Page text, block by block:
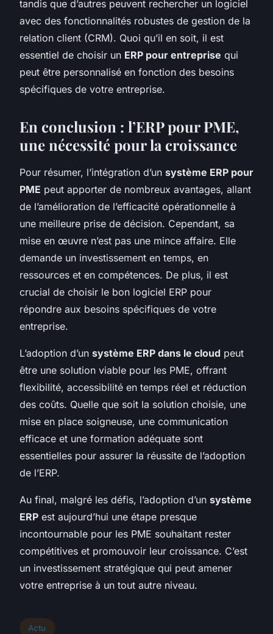
tandis que d’autres peuvent rechercher un logiciel
avec des fonctionnalités robustes de gestion de la
relation client (CRM). Quoi qu’il en soit, il est
essentiel de choisir un ERP pour entreprise qui
peut être personnalisé en fonction des besoins
spécifiques de votre entreprise.
En conclusion : l’ERP pour PME,
une nécessité pour la croissance
Pour résumer, l’intégration d’un système ERP pour
PME peut apporter de nombreux avantages, allant
de l’amélioration de l’efficacité opérationnelle à
une meilleure prise de décision. Cependant, sa
mise en œuvre n’est pas une mince affaire. Elle
demande un investissement en temps, en
ressources et en compétences. De plus, il est
crucial de choisir le bon logiciel ERP pour
répondre aux besoins spécifiques de votre
entreprise.
L’adoption d’un système ERP dans le cloud peut
être une solution viable pour les PME, offrant
flexibilité, accessibilité en temps réel et réduction
des coûts. Quelle que soit la solution choisie, une
mise en place soigneuse, une communication
efficace et une formation adéquate sont
essentielles pour assurer la réussite de l’adoption
de l’ERP.
Au final, malgré les défis, l’adoption d’un système
ERP est aujourd’hui une étape presque
incontournable pour les PME souhaitant rester
compétitives et promouvoir leur croissance. C’est
un investissement stratégique qui peut amener
votre entreprise à un tout autre niveau.
Actu